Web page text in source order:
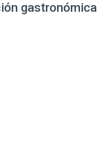
gastronómica